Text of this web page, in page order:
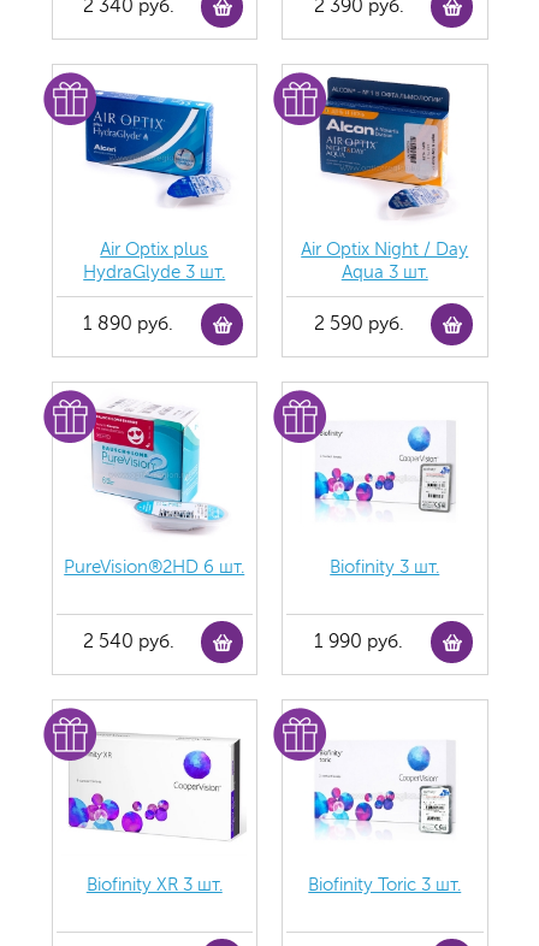
2 340 руб. 2 390 руб.
Air Optix plus
HydraGlyde 3 шт.
1 890 руб.
Air Optix Night / Day
Aqua 3 шт.
2 590 руб.
PureVision®2HD 6 шт.
2 540 руб.
Biofinity 3 шт.
1 990 руб.
Biofinity ХR 3 шт. Biofinity Toric 3 шт.